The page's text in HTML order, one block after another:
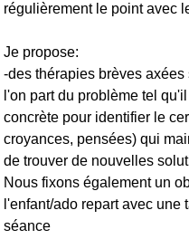
régulièrement le point avec
Je propose:
-des thérapies brèves
l'on part du problème tel
concrète pour identifier le
croyances, pensées) qui
de trouver de nouvelles
Nous fixons également un
l'enfant/ado repart avec une
séance